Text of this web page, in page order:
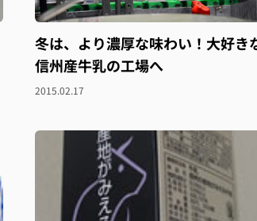
冬は、より濃厚な味わい！大好き
信州産牛乳の工場へ
2015.02.17